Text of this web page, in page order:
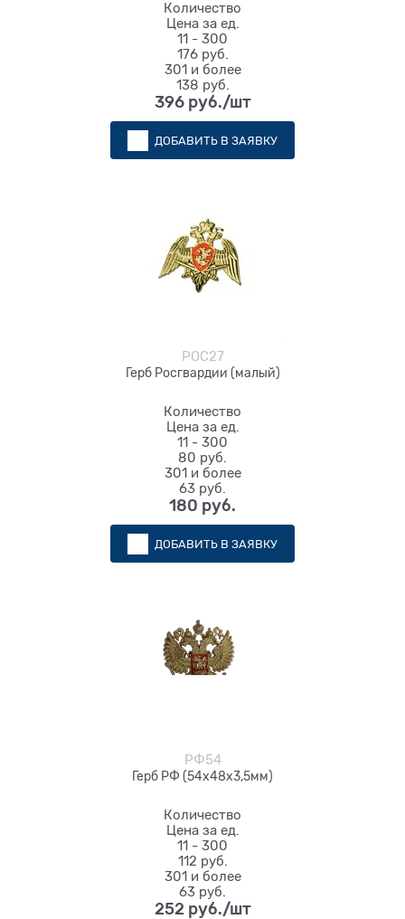
Количество
Цена за ед.
11 - 300
176 руб.
301 и более
138 руб.
396 руб./шт
ДОБАВИТЬ В ЗАЯВКУ
РОС27
Герб Росгвардии (малый)
Количество
Цена за ед.
11 - 300
80 руб.
301 и более
63 руб.
180 руб.
ДОБАВИТЬ В ЗАЯВКУ
РФ54
Герб РФ (54х48х3,5мм)
Количество
Цена за ед.
11 - 300
112 руб.
301 и более
63 руб.
252 руб./шт